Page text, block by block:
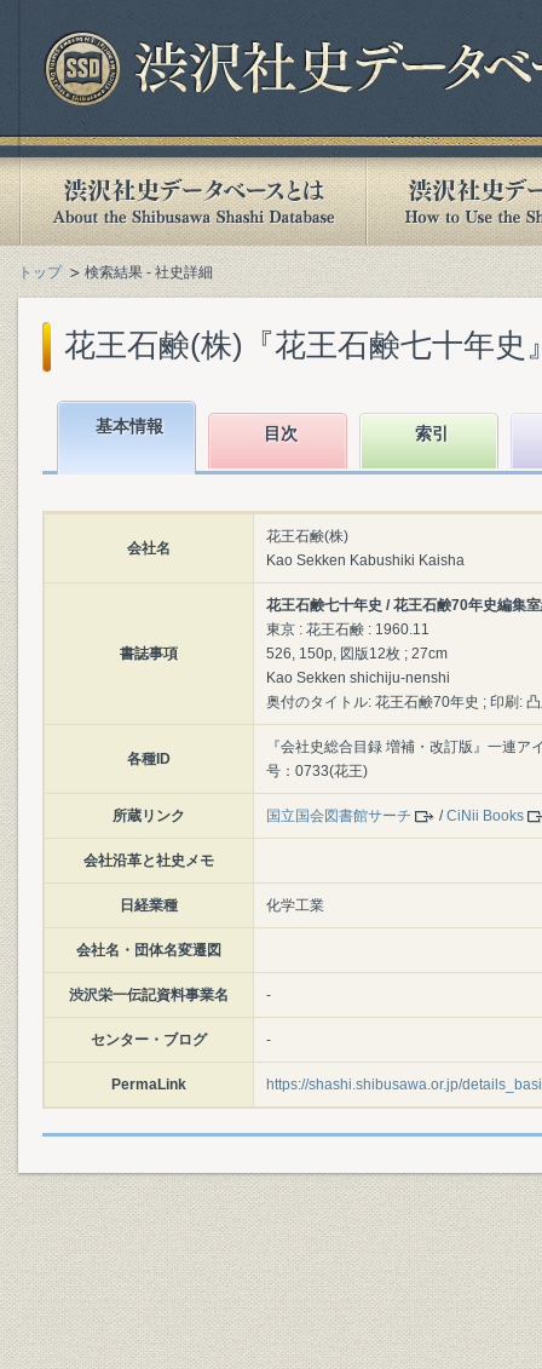
トップ 検索結果 - 社史詳細
花王石鹸(株)『花王石鹸七十年史
基本情報 目次 索引
会社名
花王石鹸(株)
Kao Sekken Kabushiki Kaisha
書誌事項
花王石鹸七十年史 / 花王石鹸70年史編集
東京 : 花王石鹸 : 1960.11
526, 150p, 図版12枚 ; 27cm
Kao Sekken shichiju-nenshi
奥付のタイトル: 花王石鹸70年史 ; 印刷:
各種ID
『会社史総合目録 増補・改訂版』一連
号：0733(花王)
所蔵リンク 国立国会図書館サーチ /CiNii Books
会社沿革と社史メモ
日経業種 化学工業
会社名・団体名変遷図
渋沢栄一伝記資料事業名 -
センター・ブログ -
PermaLink https://shashi.shibusawa.or.jp/